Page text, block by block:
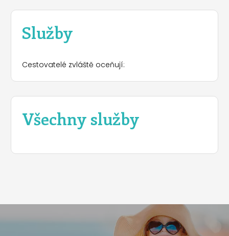
Služby
Cestovatelé zvláště oceňují:
Všechny služby